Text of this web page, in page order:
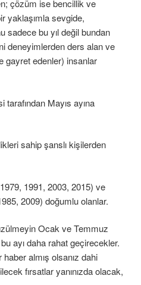
çözüm ise bencillik ve
yaklaşımla sevgide,
sadece bu yıl değil bundan
deneyimlerden ders alan ve
gayret edenler) insanlar
Mayıs ayına
sahip şanslı kişilerden
1991, 2003, 2015) ve
2009) doğumlu olanlar.
Ocak ve Temmuz
ayı daha rahat geçirecekler.
almış olsanız dahi
fırsatlar yanınızda olacak,